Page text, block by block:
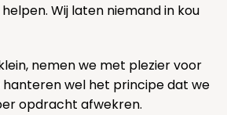
Wij laten niemand in kou
nemen we met plezier voor
hanteren wel het principe dat we
opdracht afwekren.